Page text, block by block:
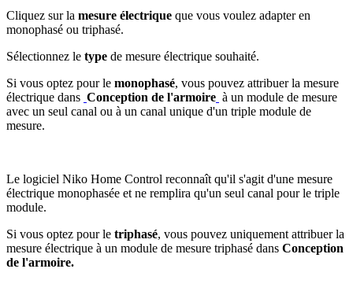
Cliquez sur la mesure électrique que vous voulez adapter en
monophasé ou triphasé.
Sélectionnez le type de mesure électrique souhaité.
Si vous optez pour le monophasé, vous pouvez attribuer la mesure
électrique dans Conception de l'armoire à un module de mesure
avec un seul canal ou à un canal unique d'un triple module de
mesure.
Le logiciel Niko Home Control reconnaît qu'il s'agit d'une mesure
électrique monophasée et ne remplira qu'un seul canal pour le triple
module.
Si vous optez pour le triphasé, vous pouvez uniquement attribuer la
mesure électrique à un module de mesure triphasé dans Conception
de l'armoire.